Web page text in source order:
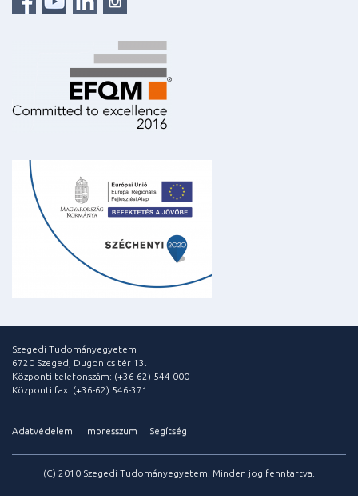
Szegedi Tudományegyetem
6720 Szeged, Dugonics tér 13.
Központi telefonszám: (+36-62) 544-000
Központi fax: (+36-62) 546-371
Adatvédelem Impresszum Segítség
(C) 2010 Szegedi Tudományegyetem. Minden jog fenntartva.